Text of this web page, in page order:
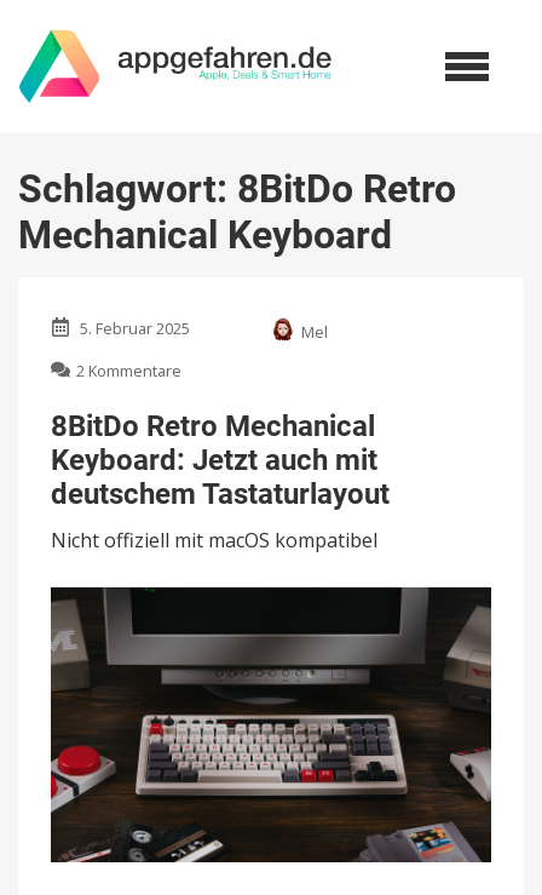
Schlagwort: 8BitDo Retro
Mechanical Keyboard
5. Februar 2025
Mel
2 Kommentare
Retro
Mechanical
Keyboard:
Jetzt
auch
mit
deutschem
8BitDo Retro Mechanical
Keyboard: Jetzt auch mit
deutschem Tastaturlayout
Nicht offiziell mit macOS kompatibel